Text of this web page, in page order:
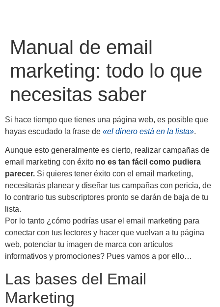
Manual de email
marketing: todo lo que
necesitas saber
Si hace tiempo que tienes una página web, es posible que
hayas escudado la frase de «el dinero está en la lista».
Aunque esto generalmente es cierto, realizar campañas de
email marketing con éxito no es tan fácil como pudiera
parecer. Si quieres tener éxito con el email marketing,
necesitarás planear y diseñar tus campañas con pericia, de
lo contrario tus subscriptores pronto se darán de baja de tu
lista.
Por lo tanto ¿cómo podrías usar el email marketing para
conectar con tus lectores y hacer que vuelvan a tu página
web, potenciar tu imagen de marca con artículos
informativos y promociones? Pues vamos a por ello…
Las bases del Email
Marketing